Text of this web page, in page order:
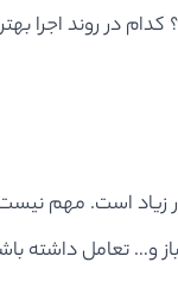
در روند اجرا
زیاد است. مهم
و… تعامل داشته